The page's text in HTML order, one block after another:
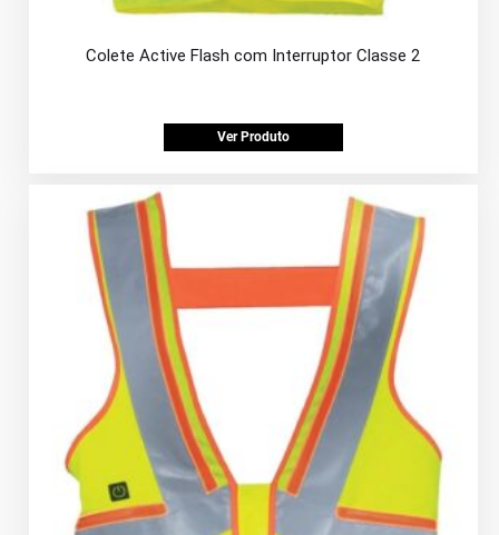
Colete Active Flash com Interruptor Classe 2
Ver Produto